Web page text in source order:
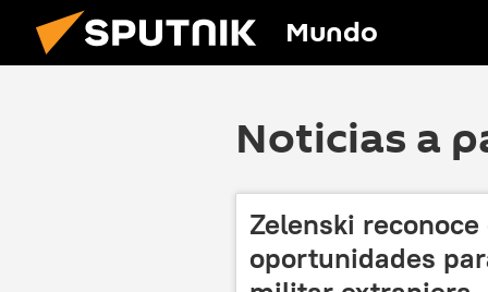
Mundo
Noticias a
Zelenski
oportunidades